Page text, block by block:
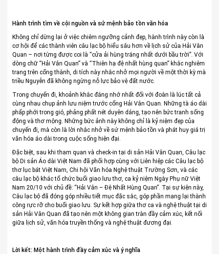
Hành trình tìm về cội nguồn và sứ mệnh bảo tồn văn hóa
Không chỉ dừng lại ở việc chiêm ngưỡng cảnh đẹp, hành trình này còn là
cơ hội để các thành viên câu lạc bộ hiểu sâu hơn về lịch sử của Hải Vân
Quan – nơi từng được coi là “cửa ải hùng tráng nhất dưới bầu trời”. Với
dòng chữ “Hải Vân Quan” và “Thiên hạ đệ nhất hùng quan” khắc nghiêm
trang trên cổng thành, di tích này nhắc nhở mọi người về một thời kỳ mà
triều Nguyễn đã không ngừng nỗ lực bảo vệ đất nước.
Trong chuyến đi, khoảnh khắc đáng nhớ nhất đối với đoàn là lúc tất cả
cùng nhau chụp ảnh lưu niệm trước cổng Hải Vân Quan. Những tà áo dài
phấp phới trong gió, phảng phất nét duyên dáng, tạo nên bức tranh sống
động và thơ mộng. Những bức ảnh này không chỉ là kỷ niệm đẹp của
chuyến đi, mà còn là lời nhắc nhở về sứ mệnh bảo tồn và phát huy giá trị
văn hóa áo dài trong cuộc sống hiện đại.
Đặc biệt, sau khi tham quan và check-in tại di sản Hải Vân Quan, Câu lạc
bộ Di sản Áo dài Việt Nam đã phối hợp cùng với Liên hiệp các Câu lạc bộ
thơ lục bát Việt Nam, Chi hội Văn hóa Nghệ thuật Trường Sơn, và các
câu lạc bộ khác tổ chức buổi giao lưu thơ, ca kỷ niệm Ngày Phụ nữ Việt
Nam 20/10 với chủ đề: “Hải Vân – Đệ Nhất Hùng Quan”. Tại sự kiện này,
Câu lạc bộ đã đóng góp nhiều tiết mục đặc sắc, góp phần mang lại thành
công rực rỡ cho buổi giao lưu. Sự kết hợp giữa thơ ca và nghệ thuật tại di
sản Hải Vân Quan đã tạo nên một không gian tràn đầy cảm xúc, kết nối
giữa lịch sử, văn hóa truyền thống và nghệ thuật đương đại.
Lời kết: Một hành trình đầy cảm xúc và ý nghĩa